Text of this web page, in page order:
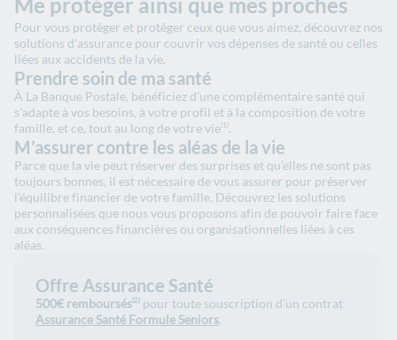
Pour vous protéger et protéger ceux que vous aimez, découvrez nos
solutions d’assurance pour couvrir vos dépenses de santé ou celles
liées aux accidents de la vie.
Prendre soin de ma santé
À La Banque Postale, bénéficiez d'une complémentaire santé qui
s'adapte à vos besoins, à votre profil et à la composition de votre
famille, et ce, tout au long de votre vie(1).
M’assurer contre les aléas de la vie
Parce que la vie peut réserver des surprises et qu’elles ne sont pas
toujours bonnes, il est nécessaire de vous assurer pour préserver
l’équilibre financier de votre famille. Découvrez les solutions
personnalisées que nous vous proposons afin de pouvoir faire face
aux conséquences financières ou organisationnelles liées à ces
aléas.
Offre Assurance Santé
500€ remboursés(2) pour toute souscription d’un contrat
Assurance Santé Formule Seniors.